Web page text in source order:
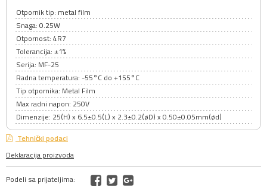
Otpornik tip: metal film
Snaga: 0.25W
Otpornost: 4R7
Tolerancija: ±1%
Serija: MF-25
Radna temperatura: -55°C do +155°C
Tip otpornika: Metal Film
Max radni napon: 250V
Dimenzije: 25(H) x 6.5±0.5(L) x 2.3±0.2(øD) x 0.50±0.05mm(ød)
Tehnički podaci
Deklaracija proizvoda
Podeli sa prijateljima: